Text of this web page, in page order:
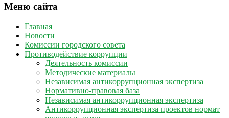
Меню сайта
Главная
Новости
Комиссии городского совета
Противодействие коррупции
Деятельность комиссии
Методические материалы
Независимая антикоррупционная экспертиза
Нормативно-правовая база
Независимая антикоррупционная экспертиза
Антикоррупционная экспертиза проектов нормат